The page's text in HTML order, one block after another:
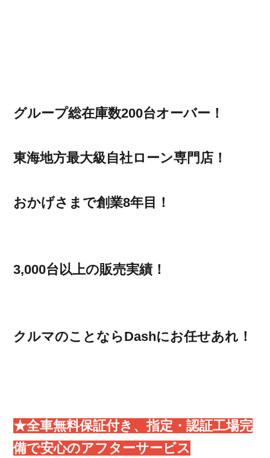
グループ総在庫数200台オーバー！
東海地方最大級自社ローン専門店！
おかげさまで創業8年目！
3,000台以上の販売実績！
クルマのことならDashにお任せあれ！
★全車無料保証付き、指定・認証工場完
備で安心のアフターサービス